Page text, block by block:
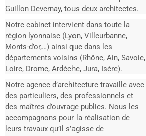
Guillon Devernay, tous deux architectes.
Notre cabinet intervient dans toute la
région lyonnaise (Lyon, Villeurbanne,
Monts-d’or,…) ainsi que dans les
départements voisins (Rhône, Ain, Savoie,
Loire, Drome, Ardèche, Jura, Isère).
Notre agence d’architecture travaille avec
des particuliers, des professionnels et
des maîtres d’ouvrage publics. Nous les
accompagnons pour la réalisation de
leurs travaux qu’il s’agisse de